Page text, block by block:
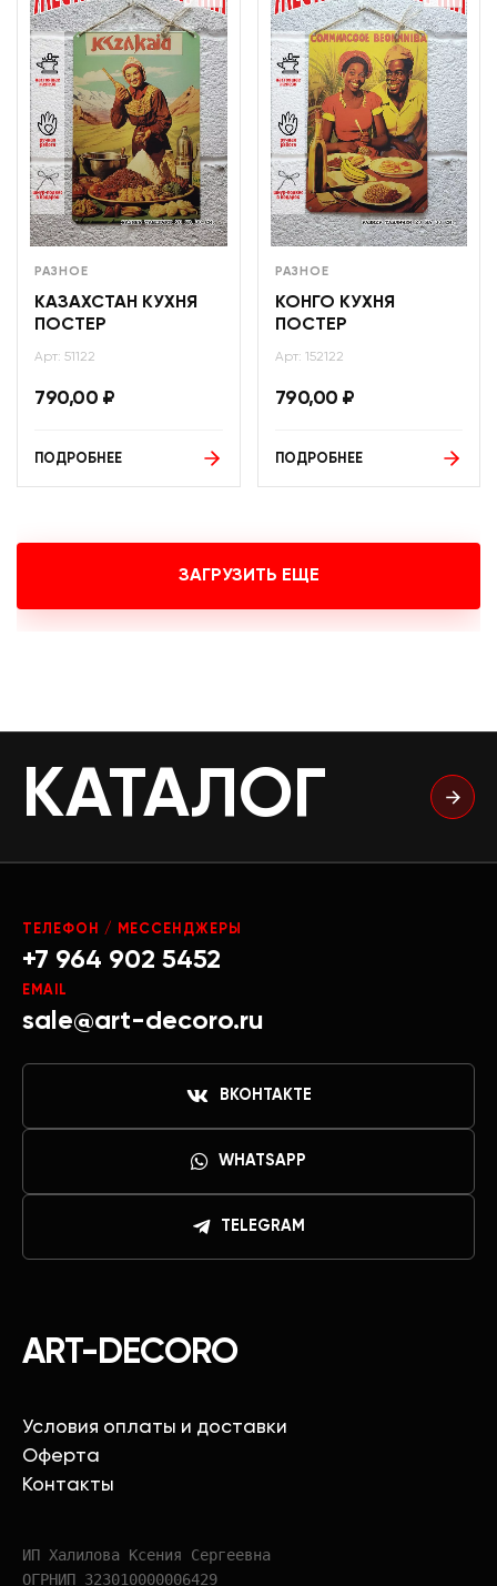
РАЗНОЕ
КАЗАХСТАН КУХНЯ
ПОСТЕР
Арт: 51122
790,00 ₽
ПОДРОБНЕЕ
РАЗНОЕ
КОНГО КУХНЯ
ПОСТЕР
Арт: 152122
790,00 ₽
ПОДРОБНЕЕ
ЗАГРУЗИТЬ ЕЩЕ
КАТАЛОГ
ART-DECORO
Условия оплаты и доставки
Оферта
Контакты
ИП Халилова Ксения Сергеевна
ОГРНИП 323010000006429
ТЕЛЕФОН / МЕССЕНДЖЕРЫ
+7 964 902 5452
EMAIL
sale@art-decoro.ru
ВКОНТАКТЕ
WHATSAPP
TELEGRAM